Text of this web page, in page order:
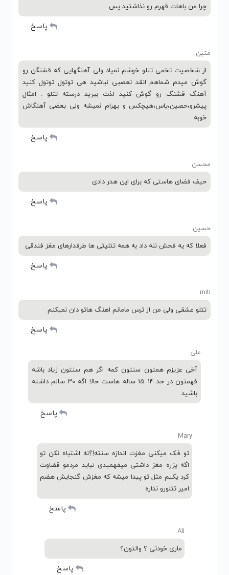
چرا من باهات قهرم رو نذاشتید پس
پاسخ
متین
از شخصیت تخمی تتلو خوشم نمیاد ولی آهنگهایی که قشنگن رو
گوش میدم شماهم انقد تعصبی نباشید هی توتول توتول کنید
آهنگ قشنگ رو گوش کنید لذت ببرید درسته تتلو . امثال
پیشرو،حصین،یاس،هیچکس و بهرام نمیشه ولی بعضی آهنگاش
خوبه
پاسخ
محسن
حیف فضای هاستی که برای این هدر دادی
پاسخ
حسین
فعلا که یه فحش ننه داد به همه تتلیتی ها طرفدارهای مغز فندقی
پاسخ
miti
تتلو عشقی ولی من از ترس مامانم اهنگ هاتو دان نمیکنم
پاسخ
علی
آخی عزیزم همتون سنتون کمه اگر هم سنتون زیاد باشه
فهمتون در حد 14 15 ساله هاست حالا اگه 30 سالم داشته
باشید
پاسخ
Mary
تو فک میکنی مغزت اندازه سنته!؟نه اشتباه نکن تو
اگه یزره مغز داشتی میفهمیدی نباید مردمو قضاوت
کرد یکیم مثل تو پیدا میشه که مغزش گنجایش هضم
امیر تتلورو نداره
پاسخ
Ali
ماری خودتی ؟ والتون؟
پاسخ